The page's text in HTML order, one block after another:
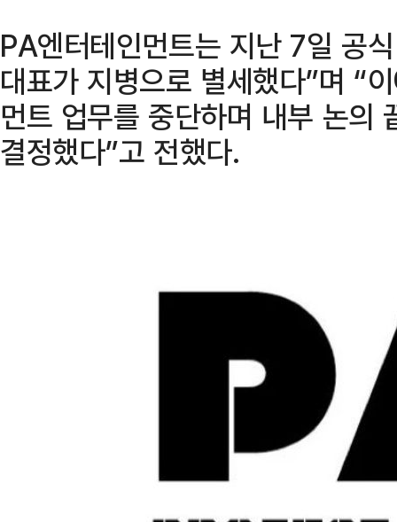
PA엔터테인먼트는 지난 7일 공
대표가 지병으로 별세했다”며 “
먼트 업무를 중단하며 내부 논의
결정했다”고 전했다.